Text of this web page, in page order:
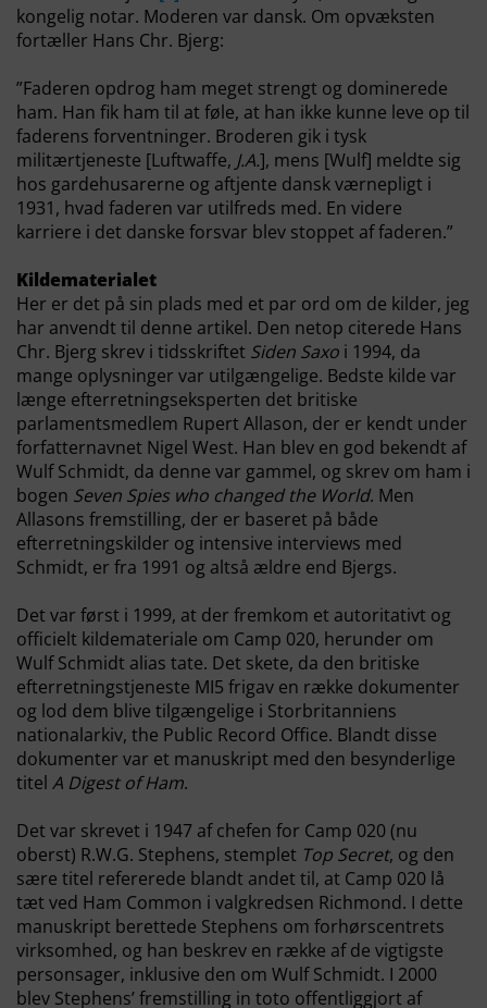
kongelig notar. Moderen var dansk. Om opvæksten
fortæller Hans Chr. Bjerg:
”Faderen opdrog ham meget strengt og dominerede
ham. Han fik ham til at føle, at han ikke kunne leve op til
faderens forventninger. Broderen gik i tysk
militærtjeneste [Luftwaffe, J.A.], mens [Wulf] meldte sig
hos gardehusarerne og aftjente dansk værnepligt i
1931, hvad faderen var utilfreds med. En videre
karriere i det danske forsvar blev stoppet af faderen.”
Kildematerialet
Her er det på sin plads med et par ord om de kilder, jeg
har anvendt til denne artikel. Den netop citerede Hans
Chr. Bjerg skrev i tidsskriftet Siden Saxo i 1994, da
mange oplysninger var utilgængelige. Bedste kilde var
længe efterretningseksperten det britiske
parlamentsmedlem Rupert Allason, der er kendt under
forfatternavnet Nigel West. Han blev en god bekendt af
Wulf Schmidt, da denne var gammel, og skrev om ham i
bogen Seven Spies who changed the World. Men
Allasons fremstilling, der er baseret på både
efterretningskilder og intensive interviews med
Schmidt, er fra 1991 og altså ældre end Bjergs.
Det var først i 1999, at der fremkom et autoritativt og
officielt kildemateriale om Camp 020, herunder om
Wulf Schmidt alias tate. Det skete, da den britiske
efterretningstjeneste MI5 frigav en række dokumenter
og lod dem blive tilgængelige i Storbritanniens
nationalarkiv, the Public Record Office. Blandt disse
dokumenter var et manuskript med den besynderlige
titel A Digest of Ham.
Det var skrevet i 1947 af chefen for Camp 020 (nu
oberst) R.W.G. Stephens, stemplet Top Secret, og den
sære titel refererede blandt andet til, at Camp 020 lå
tæt ved Ham Common i valgkredsen Richmond. I dette
manuskript berettede Stephens om forhørscentrets
virksomhed, og han beskrev en række af de vigtigste
personsager, inklusive den om Wulf Schmidt. I 2000
blev Stephens’ fremstilling in toto offentliggjort af